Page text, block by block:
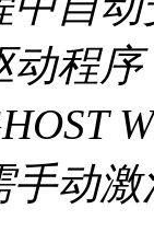
程
动